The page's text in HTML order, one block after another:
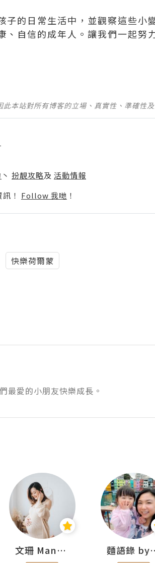
子的日常生活中，並觀察這些小
、自信的成年人。讓我們一起努
本站對所有博客的立場、真實性、準確性
丶 扮靚攻略及 活動情報
！ Follow 我哋 ！
快樂荷爾蒙
最愛的小朋友快樂成長。
文珊 ManShan 麵語